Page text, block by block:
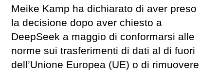
Meike Kamp ha dichiarato di aver preso
la decisione dopo aver chiesto a
DeepSeek a maggio di conformarsi alle
norme sui trasferimenti di dati al di fuori
dell’Unione Europea (UE) o di rimuovere